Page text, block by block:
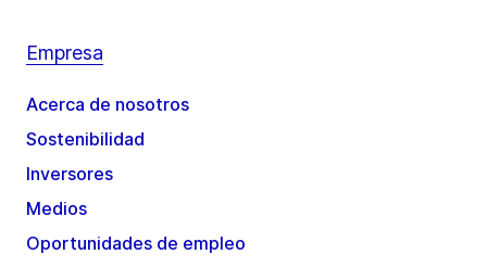
Empresa
Acerca de nosotros
Sostenibilidad
Inversores
Medios
Oportunidades de empleo